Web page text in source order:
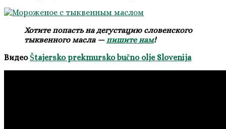
Хотите попасть на дегустацию словенского
тыквенного масла — пишите нам!
ВидеоŠtajersko prekmursko bučno olje Slovenija